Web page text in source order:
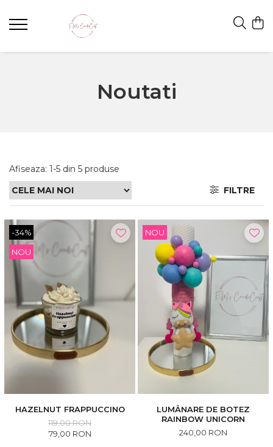
Noutati
Afiseaza: 1-5 din 5 produse
FILTRE
-34%
NOU
HAZELNUT FRAPPUCCINO
119,00 RON
79,00 RON
NOU
LUMÂNARE DE BOTEZ
RAINBOW UNICORN
240,00 RON